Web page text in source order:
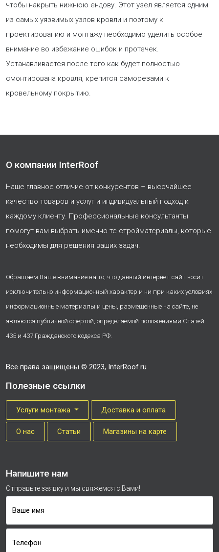
чтобы накрыть нижнюю ендову. Этот узел является одним
из самых уязвимых узлов кровли и поэтому к
проектированию и монтажу необходимо уделить особое
внимание во избежание ошибок и протечек.
Устанавливается после того как будет полностью
смонтирована кровля, крепится саморезами к
кровельному покрытию.
О компании InterRoof
Наше главное отличие от конкурентов – высочайшее
качество товаров и услуг и индивидуальный подход к
каждому клиенту. Профессиональные консультанты
помогут вам выбрать именно те стройматериалы, которые
необходимы для решения ваших задач.
Обращаем Ваше внимание на то, что данный интернет-сайт носит
исключительно информационный характер и ни при каких условиях
информационные материалы и цены, размещенные на сайте, не
являются публичной офертой, определяемой положениями Статей
435 и 437 Гражданского кодекса РФ.
Все права защищены © 2023, InterRoof.ru
Полезные ссылки
Услуги монтажа Доставка и оплата
О нас Cтатьи Магазины на карте
Напишите нам
Отправьте заявку и мы свяжемся с Вами!
Ваше имя
Телефон